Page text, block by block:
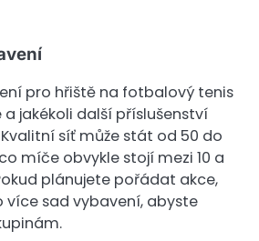
pro hřiště na fotbalový tenis
jakékoli další příslušenství
síť může stát od 50 do
míče obvykle stojí mezi 10 a
plánujete pořádat akce,
více sad vybavení, abyste